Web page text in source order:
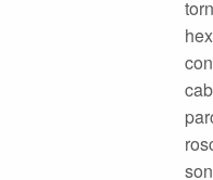
con
son